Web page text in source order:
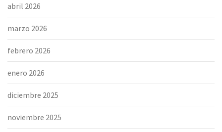
abril 2026
marzo 2026
febrero 2026
enero 2026
diciembre 2025
noviembre 2025